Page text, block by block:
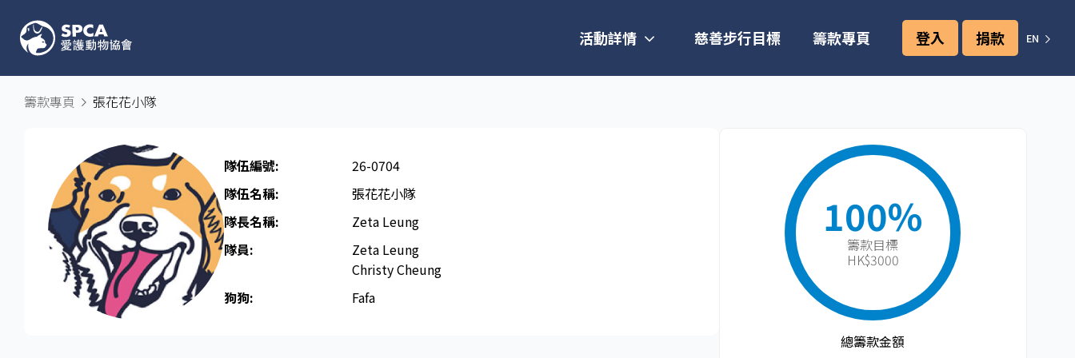
EN
活動詳情 慈善步行目標 籌款專頁 登入 捐款
籌款專頁 張花花小隊
隊伍編號:
26-0704
隊伍名稱:
張花花小隊
隊長名稱​:
Zeta Leung
隊員:
Zeta Leung
Christy Cheung
狗狗:
Fafa
100%
籌款目標​
HK$3000
總籌款金額​